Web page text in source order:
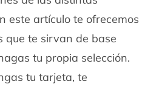
este artículo te ofrecemos
que te sirvan de base
tu propia selección.
tu tarjeta, te